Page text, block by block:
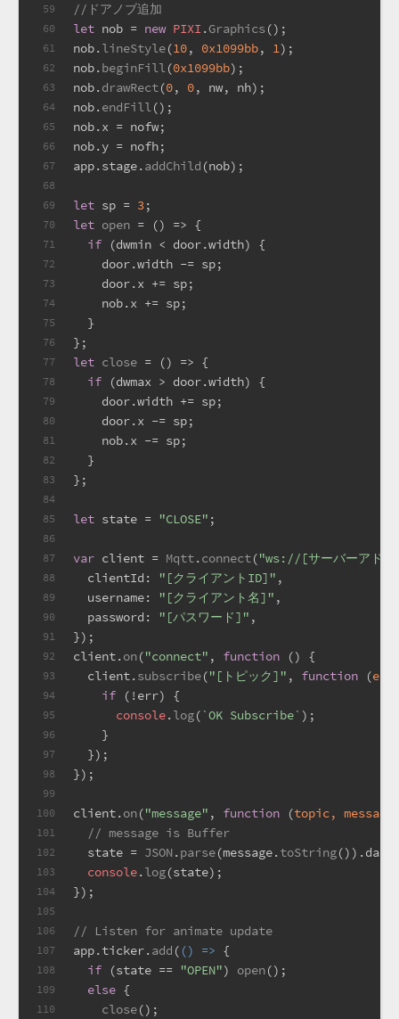
59
60
61
62
63
64
65
66
67
68
69
70
71
72
73
74
75
76
77
78
79
80
81
82
83
84
85
86
87
88
89
90
91
92
93
94
95
96
97
98
99
100
101
102
103
104
105
106
107
108
109
110
//ドアノブ追加
let nob = new PIXI .Graphics ();
nob.lineStyle(10, 0x1099bb, 1);
nob.beginFill(0x1099bb);
nob.drawRect(0, 0, nw, nh);
nob.endFill();
nob.x = nofw;
nob.y = nofh;
app.stage.addChild (nob);
let sp = 3;
let open = () => {
if (dwmin < door.width) {
    door.
width -= sp;
    door.
x += sp;
    nob.
x += sp;
  }
};
let close = () => {
if (dwmax > door.width) {
    door.
width += sp;
    door.
x -= sp;
    nob.
x -= sp;
  }
};
let state = "CLOSE" ;
var client = Mqtt.connect("ws://[サーバーアド
clientId : "[クライアントID]" ,
username: "[クライアント名]" ,
password : "[パスワード]" ,
});
client.on("connect" , function () {
  client.
subscribe("[トピック]" , function (err
if (!err) {
console.log( `OK Subscribe` );
    }
  });
});
client.on("message" , function (topic, message
// message is Buffer
  state =
JSON.parse(message.toString()).data
console.log(state);
});
// Listen for animate update
app.ticker.add ( () => {
if (state == "OPEN") open();
else {
close();